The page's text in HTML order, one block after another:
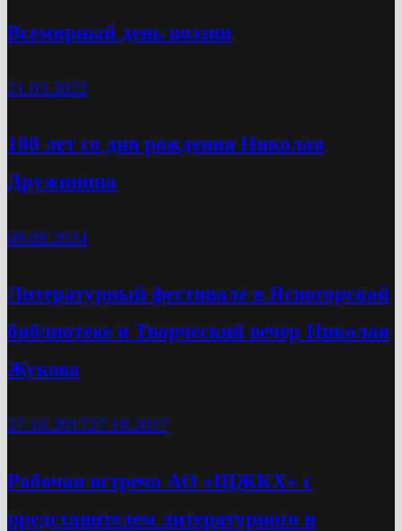
Всемирный день поэзии
21.03.2022
100 лет со дня рождения Николая
Дружинина
09.08.2024
Литературный фестивале в Ясногорской
библиотеке и Творческий вечер Николая
Жукова
27.10.201727.10.2017
Рабочая встреча АО «ЩЖКХ» с
представителем литературного и